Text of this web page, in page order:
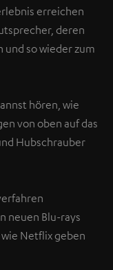
erreichen
deren
so wieder zum
hören, wie
von oben auf das
Hubschrauber
neuen Blu-rays
Netflix geben